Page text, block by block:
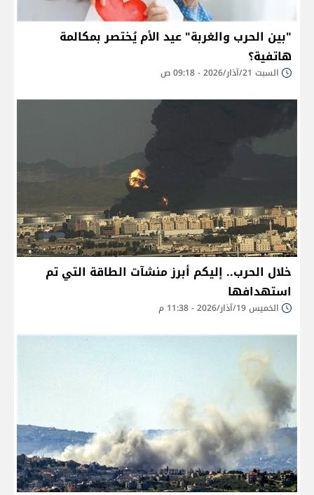
"بين الحرب والغربة" عيد الأم يُختصر بمكالمة
هاتفية؟
السبت 21/آذار/2026 - 09:18 ص
خلال الحرب.. إليكم أبرز منشآت الطاقة التي تم
استهدافها
الخميس 19/آذار/2026 - 11:38 م